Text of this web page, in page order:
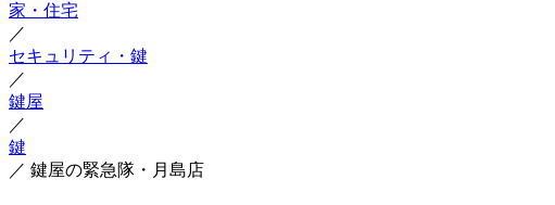
家・住宅
／
セキュリティ・鍵
／
鍵屋
／
鍵
／ 鍵屋の緊急隊・月島店